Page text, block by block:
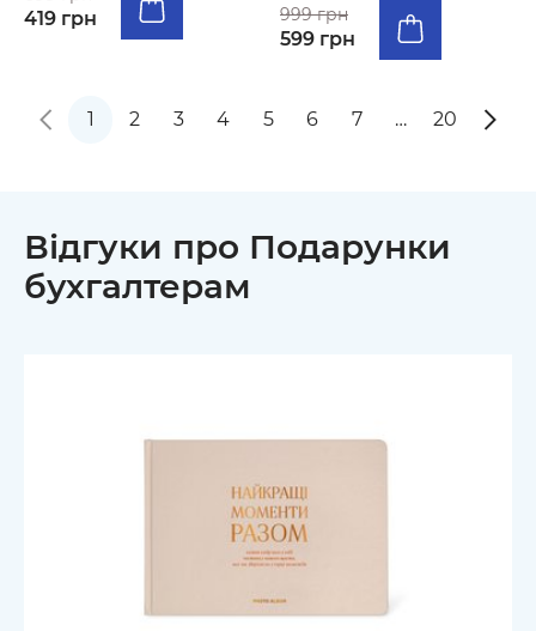
419 грн
999 грн
599 грн
1 2 3 4 5 6 7 … 20
Відгуки про Подарунки
бухгалтерам